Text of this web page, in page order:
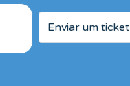
Enviar um ticket